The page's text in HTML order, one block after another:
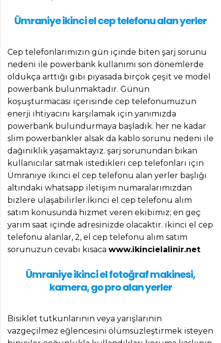
Ümraniye ikinci el cep telefonu alan yerler
Cep telefonlarımızın gün içinde biten şarj sorunu
nedeni ile powerbank kullanımı son dönemlerde
oldukça arttığı gibi piyasada birçok çeşit ve model
powerbank bulunmaktadır. Günün
koşuşturmacası içerisinde cep telefonumuzun
enerji ihtiyacını karşılamak için yanımızda
powerbank bulundurmaya başladık. her ne kadar
slim powerbankler alsak da kablo sorunu nedeni ile
dağınıklık yaşamaktayız. şarj sorunundan bıkan
kullanıcılar satmak istedikleri cep telefonları için
Ümraniye ikinci el cep telefonu alan yerler başlığı
altındaki whatsapp iletişim numaralarımızdan
bizlere ulaşabilirler.İkinci el cep telefonu alım
satım konusunda hizmet veren ekibimiz; en geç
yarım saat içinde adresinizde olacaktır. ikinci el cep
telefonu alanlar, 2, el cep telefonu alım satım
sorunuzun cevabı kısaca www.ikincielalinir.net
Ümraniye ikinci el fotoğraf makinesi,
kamera, go pro alan yerler
Bisiklet tutkunlarının veya yarışlarının
vazgeçilmez eğlencesini ölümsüzleştirmek isteyen